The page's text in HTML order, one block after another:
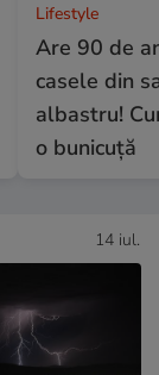
Lifestyle
Are 90 de
casele din
albastru!
o bunicuță
14 iul.